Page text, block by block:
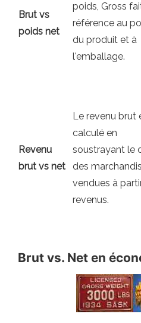
Brut vs
poids net
poids, Gross
référence au
du produit et à
l'emballage.
Revenu
brut vs net
Le revenu brut
calculé en
soustrayant le
des
vendues à
revenus.
Brut vs. Net en